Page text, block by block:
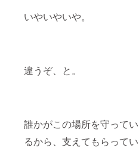
いやいやいや。
違うぞ、と。
誰かがこの場所を守ってい
るから、支えてもらってい